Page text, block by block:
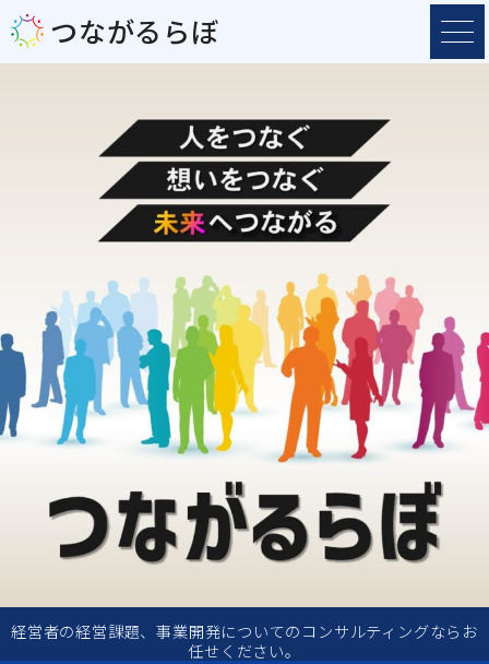
つながるらぼ
経営者の経営課題、事業開発についてのコンサルティングならお
任せください。